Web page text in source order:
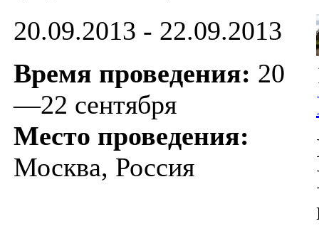
20.09.2013 - 22.09.2013
Время проведения: 20
—22 сентября
Место проведения:
Москва, Россия